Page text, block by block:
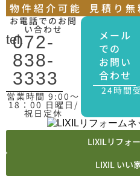
物件紹介可能
見積り無
お電話でのお問
い合わせ
tel.
072-
838-
3333
営業時間 9:00〜
18：00 日曜日/
祝日定休
メール
での
お問い
合わせ
24時間
LIXILリフォ
LIXIL いい